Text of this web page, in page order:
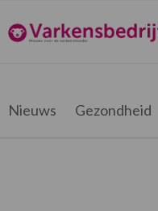
de
hoofdnavigatie
de
hoofd
de
eerste
de
voettekst
Varkensbedrijf.be
Nieuws Gezondheid